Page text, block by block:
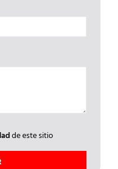
de este sitio